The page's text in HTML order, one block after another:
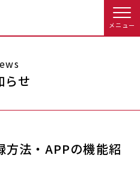
メニュー
する
らせ
方法・APPの機能紹